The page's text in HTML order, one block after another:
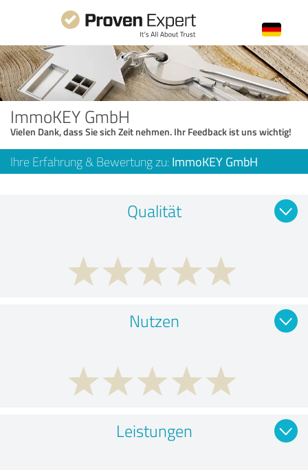
ImmoKEY GmbH
Vielen Dank, dass Sie sich Zeit nehmen. Ihr Feedback ist uns wichtig!
Ihre Erfahrung & Bewertung zu: ImmoKEY GmbH
Qualität
Nutzen
Leistungen